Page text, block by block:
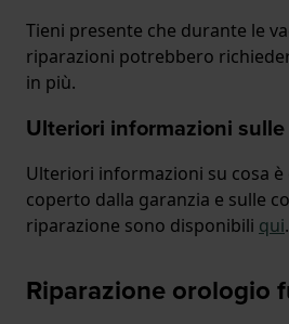
Tieni presente che durante le
riparazioni potrebbero
in più.
Ulteriori informazioni
Ulteriori informazioni su cosa è
coperto dalla garanzia e sulle
riparazione sono disponibili qui.
Riparazione orologio